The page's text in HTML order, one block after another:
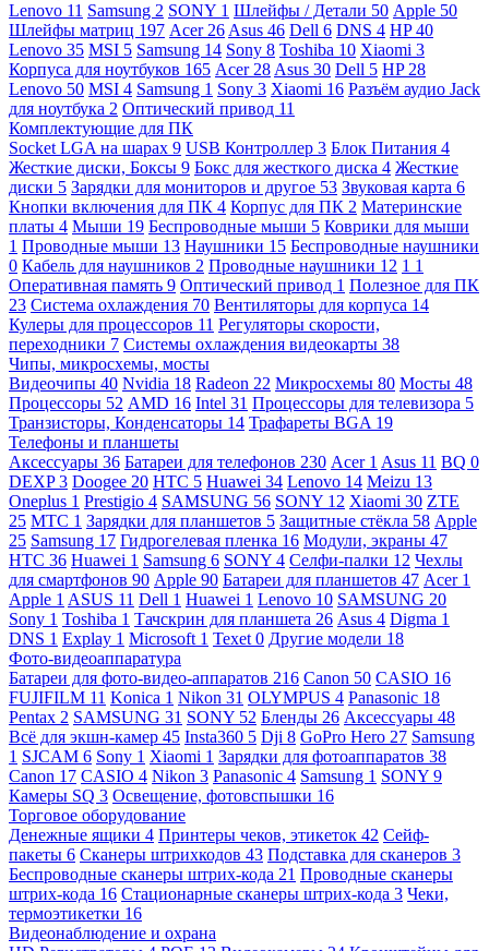
Lenovo 11 Samsung 2 SONY 1 Шлейфы / Детали 50 Apple 50
Шлейфы матриц 197 Acer 26 Asus 46 Dell 6 DNS 4 HP40
Lenovo 35 MSI 5 Samsung 14 Sony 8 Toshiba 10 Xiaomi 3
Корпуса для ноутбуков 165 Acer 28 Asus 30 Dell 5 HP 28
Lenovo 50 MSI 4 Samsung 1 Sony 3 Xiaomi 16 Разъём аудио Jack
для ноутбука 2 Оптический привод 11
Комплектующие для ПК
Socket LGA на шарах 9 USB Контроллер 3 Блок Питания 4
Жесткие диски, Боксы 9 Бокс для жесткого диска 4 Жесткие
диски 5 Зарядки для мониторов и другое 53 Звуковая карта 6
Кнопки включения для ПК 4 Корпус для ПК 2 Материнские
платы 4 Мыши 19 Беспроводные мыши 5 Коврики для мыши
1 Проводные мыши 13 Наушники 15 Беспроводные наушники
0 Кабель для наушников 2 Проводные наушники 12 1 1
Оперативная память 9 Оптический привод 1 Полезное для ПК
23 Система охлаждения 70 Вентиляторы для корпуса 14
Кулеры для процессоров 11 Регуляторы скорости,
переходники 7 Системы охлаждения видеокарты 38
Чипы, микросхемы, мосты
Видеочипы 40 Nvidia 18 Radeon 22 Микросхемы 80 Мосты 48
Процессоры 52 AMD 16 Intel 31 Процессоры для телевизора 5
Транзисторы, Конденсаторы 14 Трафареты BGA 19
Телефоны и планшеты
Аксессуары 36 Батареи для телефонов 230 Acer 1 Asus 11 BQ 0
DEXP3 Doogee 20 HTC 5 Huawei 34 Lenovo 14 Meizu 13
Oneplus 1 Prestigio 4 SAMSUNG 56 SONY 12 Xiaomi 30 ZTE
25 МТС 1 Зарядки для планшетов 5 Защитные стёкла 58 Apple
25 Samsung 17 Гидрогелевая пленка 16 Модули, экраны 47
HTC 36 Huawei 1 Samsung 6 SONY 4 Селфи-палки 12 Чехлы
для смартфонов 90 Apple 90 Батареи для планшетов 47 Acer 1
Apple 1 ASUS 11 Dell 1 Huawei 1 Lenovo 10 SAMSUNG 20
Sony 1 Toshiba 1 Тачскрин для планшета 26 Asus 4 Digma 1
DNS 1 Explay 1 Microsoft 1 Texet 0 Другие модели 18
Фото-видеоаппаратура
Батареи для фото-видео-аппаратов 216 Canon 50 CASIO 16
FUJIFILM 11 Konica 1 Nikon 31 OLYMPUS 4 Panasonic 18
Pentax 2 SAMSUNG 31 SONY 52 Бленды 26 Аксессуары 48
Всё для экшн-камер 45 Insta360 5 Dji 8 GoPro Hero 27 Samsung
1 SJCAM 6 Sony 1 Xiaomi 1 Зарядки для фотоаппаратов 38
Canon 17 CASIO 4 Nikon 3 Panasonic 4 Samsung 1 SONY 9
Камеры SQ 3 Освещение, фотовспышки 16
Торговое оборудование
Денежные ящики 4 Принтеры чеков, этикеток 42 Сейф-
пакеты 6 Сканеры штрихкодов 43 Подставка для сканеров 3
Беспроводные сканеры штрих-кода 21 Проводные сканеры
штрих-кода 16 Стационарные сканеры штрих-кода 3 Чеки,
термоэтикетки 16
Видеонаблюдение и охрана